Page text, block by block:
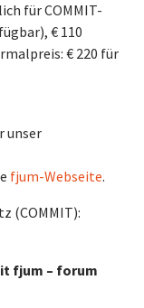
für COMMIT-
€ 110
€ 220 für
unser
fjum-Webseite.
(COMMIT):
fjum – forum